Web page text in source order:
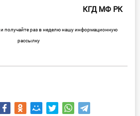
КГД МФ РК
и получайте раз в неделю нашу информационную
рассылку